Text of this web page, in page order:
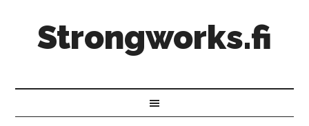
Strongworks.fi